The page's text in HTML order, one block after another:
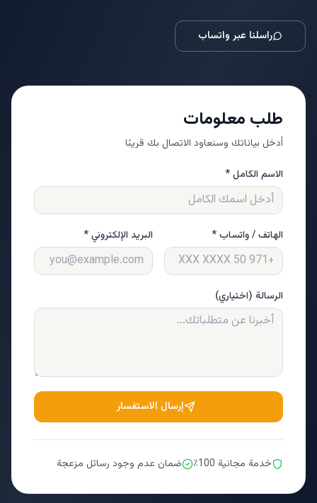
راسلنا عبر واتساب
طلب معلومات
أدخل بياناتك وسنعاود الاتصال بك قريبًا
الاسم الكامل *
الهاتف / واتساب * البريد الإلكتروني *
الرسالة (اختياري)
إرسال الاستفسار
خدمة مجانية 100٪ ضمان عدم وجود رسائل مزعجة